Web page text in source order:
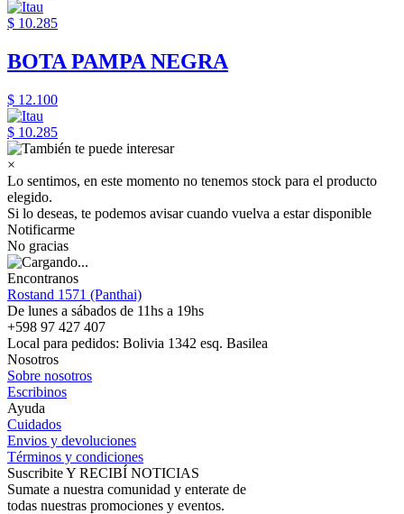
$ 10.285
BOTA PAMPA NEGRA
$ 12.100
$ 10.285
×
Lo sentimos, en este momento no tenemos stock para el producto
elegido.
Si lo deseas, te podemos avisar cuando vuelva a estar disponible
Notificarme
No gracias
Encontranos
Rostand 1571 (Panthai)
De lunes a sábados de 11hs a 19hs
+598 97 427 407
Local para pedidos: Bolivia 1342 esq. Basilea
Nosotros
Sobre nosotros
Escribinos
Ayuda
Cuidados
Envios y devoluciones
Términos y condiciones
Suscribite Y RECIBÍ NOTICIAS
Sumate a nuestra comunidad y enterate de
todas nuestras promociones y eventos.